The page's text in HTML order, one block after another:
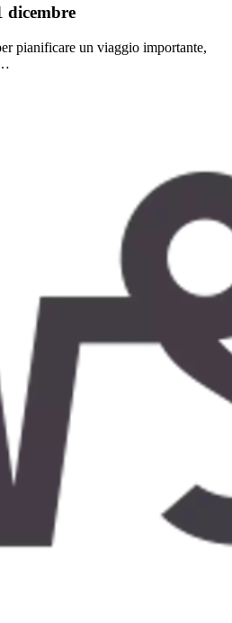
dicembre
pianificare un viaggio importante,